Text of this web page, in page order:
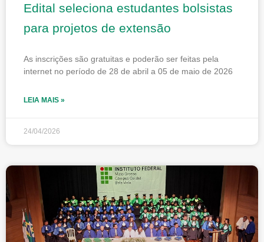
Edital seleciona estudantes bolsistas
para projetos de extensão
As inscrições são gratuitas e poderão ser feitas pela
internet no período de 28 de abril a 05 de maio de 2026
LEIA MAIS »
24/04/2026